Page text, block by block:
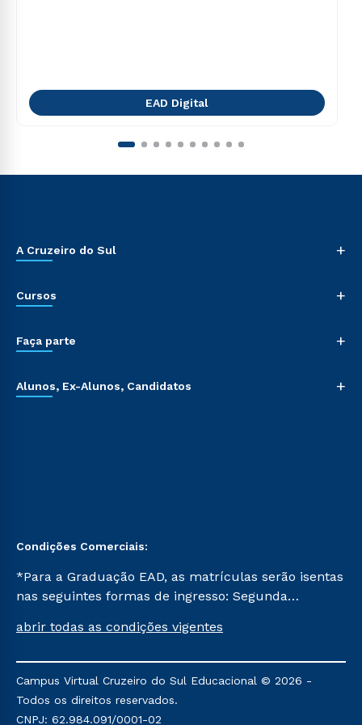
EAD Digital
A Cruzeiro do Sul +
Cursos +
Faça parte +
Alunos, Ex-Alunos, Candidatos +
Condições Comerciais:
*Para a Graduação EAD, as matrículas serão isentas
nas seguintes formas de ingresso: Segunda
Já para as demais, a taxa de matrícula será de R$
mencionadas são referentes aos cursos: Ensino
Religioso, Geografia para a Docência e Metodologia
do Ensino de História: Questões Atuais.
abrir todas as condições vigentes
Campus Virtual Cruzeiro do Sul Educacional © 2026 -
Todos os direitos reservados.
CNPJ: 62.984.091/0001-02